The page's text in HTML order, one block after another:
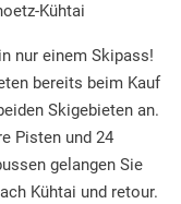
Kühtai
nur einem Skipass!
bereits beim Kauf
Skigebieten an.
Pisten und 24
gelangen Sie
Kühtai und retour.